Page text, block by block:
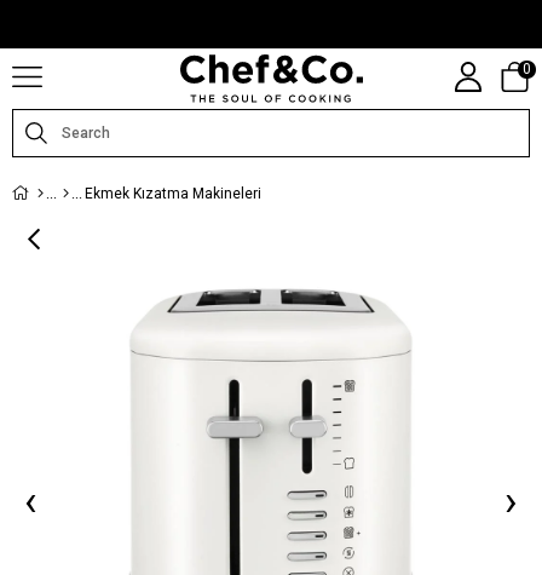
0
Ekmek Kızatma Makineleri
‹ ›